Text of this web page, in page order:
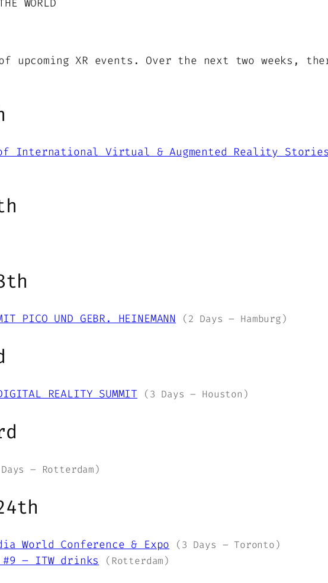
upcoming XR events. Over the next two weeks,
International Virtual & Augmented Reality Stories
PICO UND GEBR. HEINEMANN (2 Days – Hamburg)
REALITY SUMMIT (3 Days – Houston)
– Rotterdam)
World Conference & Expo (3 Days – Toronto)
#9 – ITW drinks (Rotterdam)